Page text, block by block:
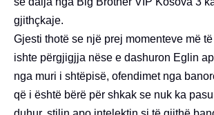
gjithçkaje.
Gjesti thotë se një prej momenteve më
ishte përgjigjja nëse e dashuron Eglin
nga muri i shtëpisë, ofendimet nga
që i është bërë për shkak se nuk ka